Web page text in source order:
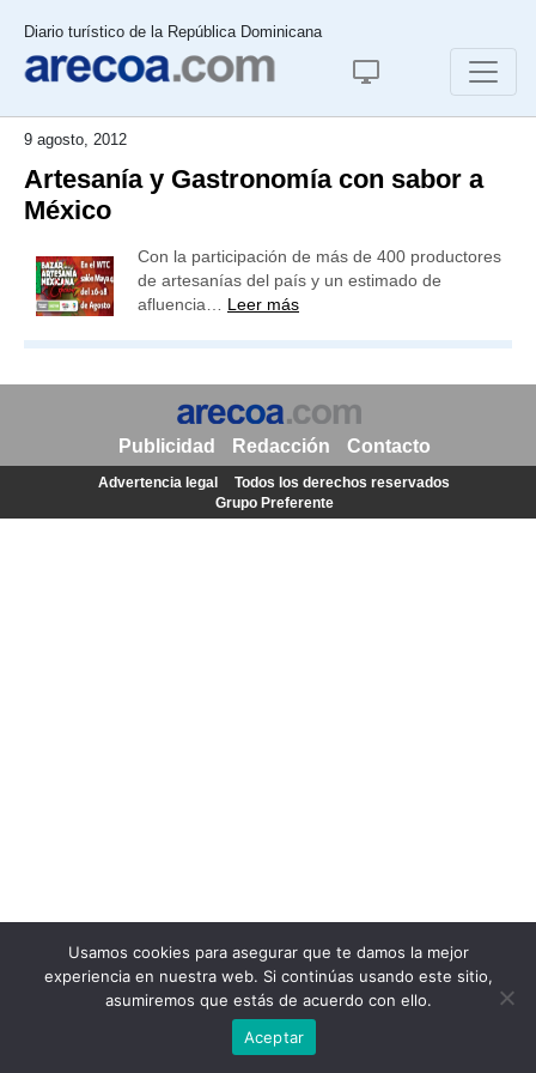
Diario turístico de la República Dominicana
9 agosto, 2012
Artesanía y Gastronomía con sabor a
México
Con la participación de más de 400 productores
de artesanías del país y un estimado de
afluencia… Leer más
Usamos cookies para asegurar que te damos la mejor
experiencia en nuestra web. Si continúas usando este sitio,
asumiremos que estás de acuerdo con ello.
Aceptar
Publicidad Redacción Contacto
Advertencia legal
Todos los derechos reservados
Grupo Preferente